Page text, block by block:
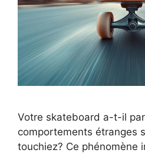
Votre skateboard a-t-il
comportements étranges
touchiez? Ce phénomène